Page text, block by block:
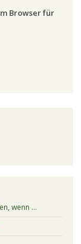
Browser für
wenn …